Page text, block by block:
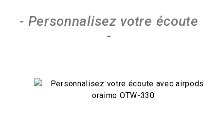
- Personnalisez votre écoute
-